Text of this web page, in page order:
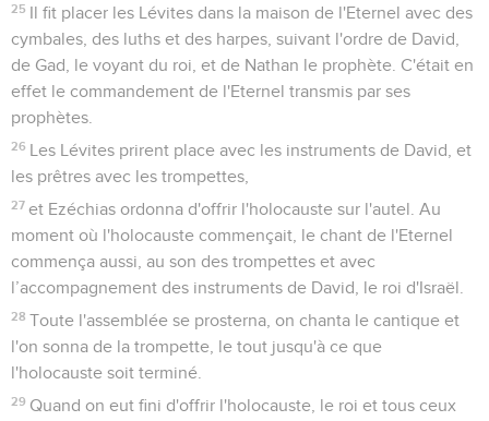
25 Il fit placer les Lévites dans la maison de l'Eternel avec des
cymbales, des luths et des harpes, suivant l'ordre de David,
de Gad, le voyant du roi, et de Nathan le prophète. C'était en
effet le commandement de l'Eternel transmis par ses
prophètes.
26 Les Lévites prirent place avec les instruments de David, et
les prêtres avec les trompettes,
27 et Ezéchias ordonna d'offrir l'holocauste sur l'autel. Au
moment où l'holocauste commençait, le chant de l'Eternel
commença aussi, au son des trompettes et avec
l’accompagnement des instruments de David, le roi d'Israël.
28 Toute l'assemblée se prosterna, on chanta le cantique et
l'on sonna de la trompette, le tout jusqu'à ce que
l'holocauste soit terminé.
29 Quand on eut fini d'offrir l'holocauste, le roi et tous ceux